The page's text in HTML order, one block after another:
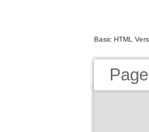
Basic HTML